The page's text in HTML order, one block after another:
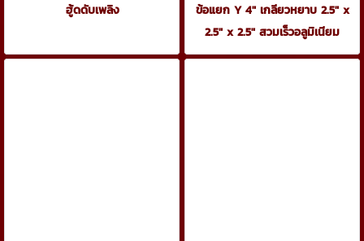
ฮู้ดดับเพลิง
ข้อแยก Y 4" เกลียวหยาบ 2.5" x
2.5" x 2.5" สวมเร็วอลูมิเนียม